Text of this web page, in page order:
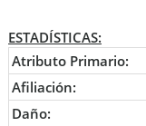
ESTADÍSTICAS:
Atributo Primario:
Afiliación:
Daño: